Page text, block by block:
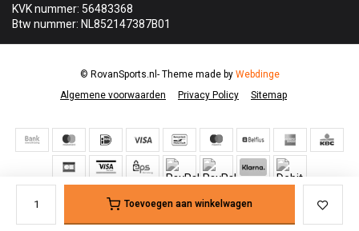
Toevoegen aan winkelwagen
KVK nummer: 56483368
Btw nummer: NL852147387B01
Algemene voorwaarden Privacy Policy Sitemap
© RovanSports.nl- Theme made byWebdinge